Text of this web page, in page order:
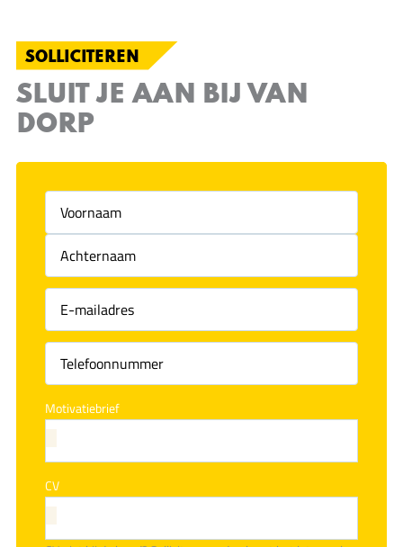
SOLLICITEREN
SLUIT JE AAN BIJ VAN
DORP
Voornaam
(Vereist)
Achternaam
(Vereist)
Motivatiebrief
CV